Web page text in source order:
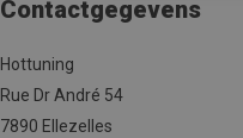
Contactgegevens
Hottuning
Rue Dr André 54
7890 Ellezelles